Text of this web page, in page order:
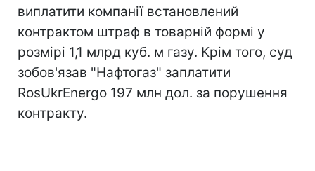
виплатити компанії встановлений
контрактом штраф в товарній формі у
розмірі 1,1 млрд куб. м газу. Крім того, суд
зобов'язав "Нафтогаз" заплатити
RosUkrEnergo 197 млн дол. за порушення
контракту.